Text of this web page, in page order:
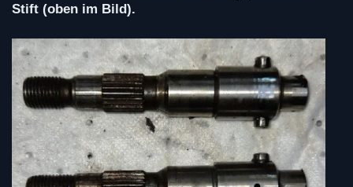
Stift (oben im Bild).